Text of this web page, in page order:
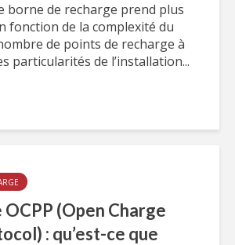
borne de recharge prend plus
fonction de la complexité du
de points de recharge à
particularités de l’installation...
(Open Charge
: qu’est-ce que